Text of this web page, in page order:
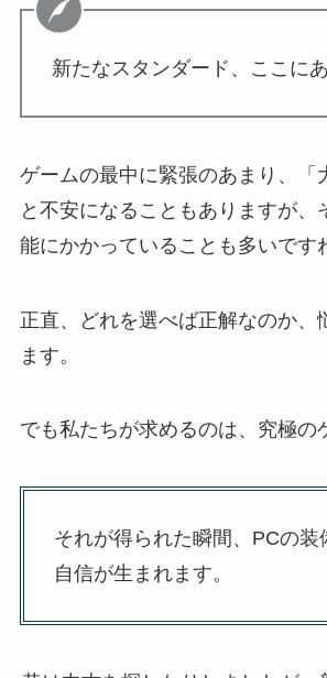
新たなスタンダード、ここにあ
ゲームの最中に緊張のあまり、「
と不安になることもありますが、
能にかかっていることも多いです
正直、どれを選べば正解なのか、
ます。
でも私たちが求めるのは、究極の
それが得られた瞬間、PCの装
自信が生まれます。